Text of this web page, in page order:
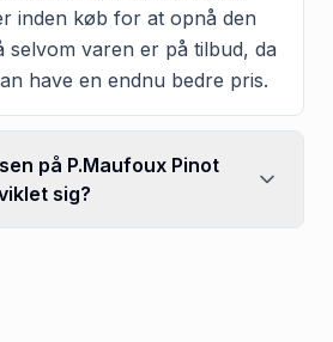
inden køb for at opnå den
selvom varen er på tilbud, da
have en endnu bedre pris.
på P.Maufoux Pinot
sig?